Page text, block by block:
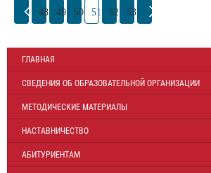
48 49 50 51 52 53
ГЛАВНАЯ
СВЕДЕНИЯ ОБ ОБРАЗОВАТЕЛЬНОЙ ОРГАНИЗАЦИИ
МЕТОДИЧЕСКИЕ МАТЕРИАЛЫ
НАСТАВНИЧЕСТВО
АБИТУРИЕНТАМ